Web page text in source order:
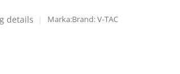
details Brand:V-TAC